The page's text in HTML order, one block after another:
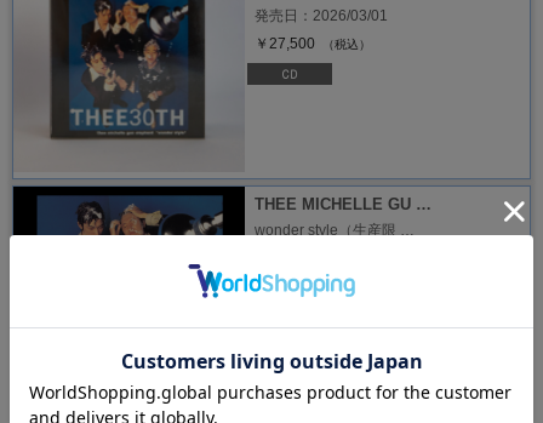
発売日：2026/03/01
￥27,500
（税込）
THEE MICHELLE GU …
wonder style（生産限 …
￥3,850 （税込）